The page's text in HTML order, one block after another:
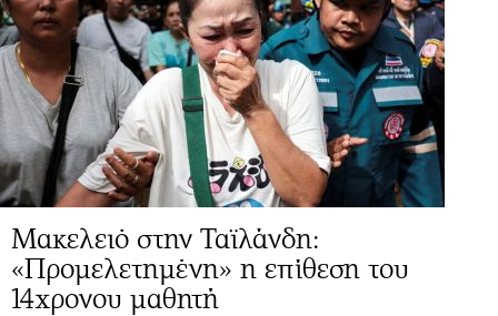
Μακελειό στην Ταϊλάνδη:
«Προμελετημένη» η επίθεση του
14χρονου μαθητή